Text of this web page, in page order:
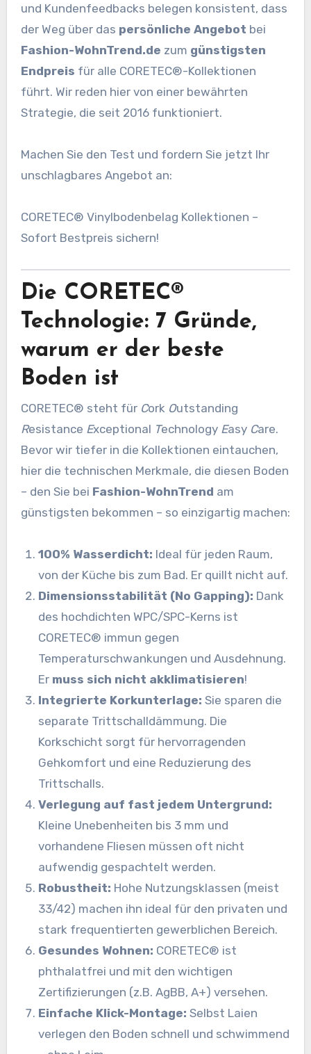
und Kundenfeedbacks belegen konsistent, dass
der Weg über das persönliche Angebot bei
Fashion-WohnTrend.de zum günstigsten
Endpreis für alle CORETEC®-Kollektionen
führt. Wir reden hier von einer bewährten
Strategie, die seit 2016 funktioniert.
Machen Sie den Test und fordern Sie jetzt Ihr
unschlagbares Angebot an:
CORETEC® Vinylbodenbelag Kollektionen –
Sofort Bestpreis sichern!
Die CORETEC®
Technologie: 7 Gründe,
warum er der beste
Boden ist
CORETEC® steht für Cork Outstanding
Resistance Exceptional Technology Easy Care.
Bevor wir tiefer in die Kollektionen eintauchen,
hier die technischen Merkmale, die diesen Boden
– den Sie bei Fashion-WohnTrend am
günstigsten bekommen – so einzigartig machen:
100% Wasserdicht: Ideal für jeden Raum,
von der Küche bis zum Bad. Er quillt nicht auf.
Dimensionsstabilität (No Gapping): Dank
des hochdichten WPC/SPC-Kerns ist
CORETEC® immun gegen
Temperaturschwankungen und Ausdehnung.
Er muss sich nicht akklimatisieren!
Integrierte Korkunterlage: Sie sparen die
separate Trittschalldämmung. Die
Korkschicht sorgt für hervorragenden
Gehkomfort und eine Reduzierung des
Trittschalls.
Verlegung auf fast jedem Untergrund:
Kleine Unebenheiten bis 3 mm und
vorhandene Fliesen müssen oft nicht
aufwendig gespachtelt werden.
Robustheit: Hohe Nutzungsklassen (meist
33/42) machen ihn ideal für den privaten und
stark frequentierten gewerblichen Bereich.
Gesundes Wohnen: CORETEC® ist
phthalatfrei und mit den wichtigen
Zertifizierungen (z.B. AgBB, A+) versehen.
Einfache Klick-Montage: Selbst Laien
verlegen den Boden schnell und schwimmend